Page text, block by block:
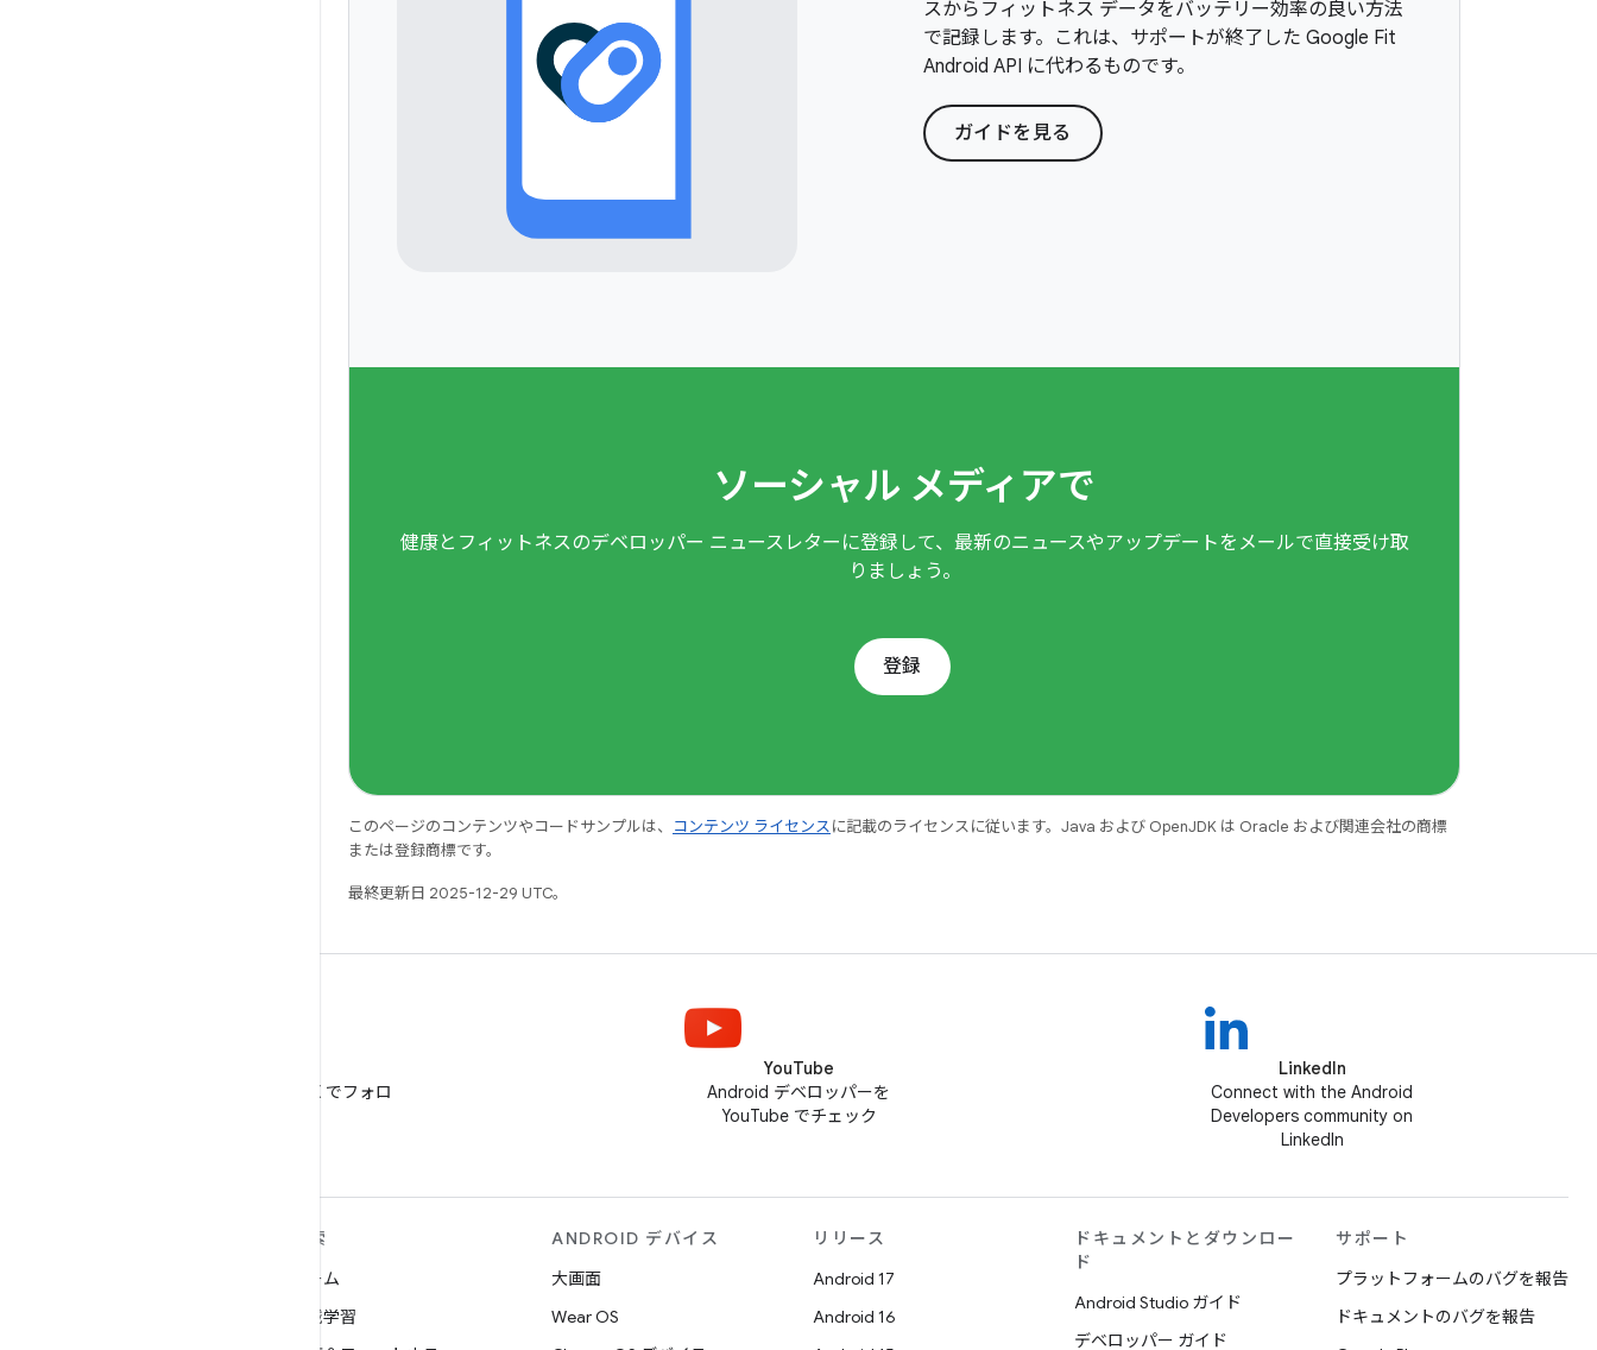
スからフィットネス データをバッテリー効率の良い方法
で記録します。これは、サポートが終了した Google Fit
Android API に代わるものです。
ガイドを見る
ソーシャル メディアで
健康とフィットネスのデベロッパー ニュースレターに登録して、最新のニュースやアップデートをメールで直接受け取
りましょう。
登録
このページのコンテンツやコードサンプルは、 コンテンツ ライセンスに記載のライセンスに従います。Java および OpenJDK は Oracle および関連会社の商標
または登録商標です。
最終更新日 2025-12-29 UTC。
@AndroidDev を X でフォロ
YouTube
Android デベロッパーを
YouTube でチェック
LinkedIn
Connect with the Android
Developers community on
LinkedIn
探索
ゲーム
機械学習
ANDROID デバイス
大画面
Wear OS
リリース
Android 17
Android 16
ドキュメントとダウンロー
ド
Android Studio ガイド
デベロッパー ガイド
サポート
プラットフォームのバグを報告
ドキュメントのバグを報告